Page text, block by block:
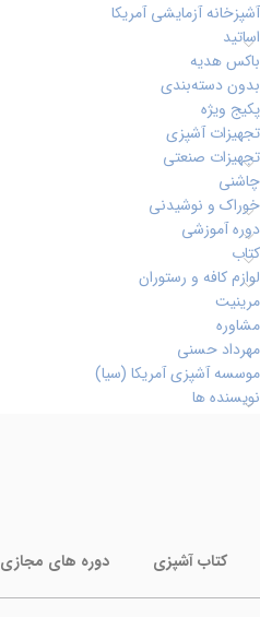
آشپزخانه آزمایشی آمریکا
اساتید
باکس هدیه
بدون دسته‌بندی
پکیج ویژه
تجهیزات آشپزی
تجهیزات صنعتی
چاشنی
خوراک و نوشیدنی
دوره آموزشی
کتاب
لوازم کافه و رستوران
مرینیت
مشاوره
مهرداد حسنی
موسسه آشپزی آمریکا (سیا)
نویسنده ها
کتاب آشپزی دوره های مجازی